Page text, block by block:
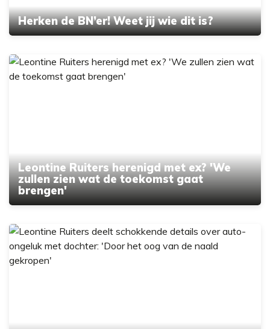
Herken de BN’er! Weet jij wie dit is?
Leontine Ruiters herenigd met ex? 'We
zullen zien wat de toekomst gaat
brengen'